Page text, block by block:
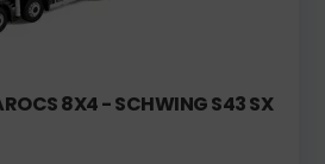
8X4 - SCHWING S43 SX